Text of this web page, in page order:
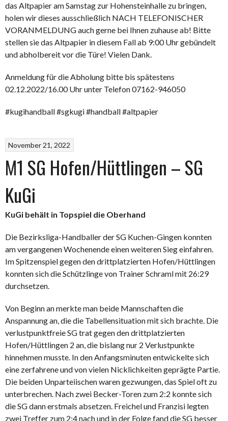
das Altpapier am Samstag zur Hohensteinhalle zu bringen,
holen wir dieses ausschließlich NACH TELEFONISCHER
VORANMELDUNG auch gerne bei Ihnen zuhause ab! Bitte
stellen sie das Altpapier in diesem Fall ab 9:00 Uhr gebündelt
und abholbereit vor die Türe! Vielen Dank.
Anmeldung für die Abholung bitte bis spätestens
02.12.2022/16.00 Uhr unter Telefon 07162-946050
#kugihandball #sgkugi #handball #altpapier
November 21, 2022
M1 SG Hofen/Hüttlingen – SG
KuGi
KuGi behält in Topspiel die Oberhand
Die Bezirksliga-Handballer der SG Kuchen-Gingen konnten
am vergangenen Wochenende einen weiteren Sieg einfahren.
Im Spitzenspiel gegen den drittplatzierten Hofen/Hüttlingen
konnten sich die Schützlinge von Trainer Schraml mit 26:29
durchsetzen.
Von Beginn an merkte man beide Mannschaften die
Anspannung an, die die Tabellensituation mit sich brachte. Die
verlustpunktfreie SG trat gegen den drittplatzierten
Hofen/Hüttlingen 2 an, die bislang nur 2 Verlustpunkte
hinnehmen musste. In den Anfangsminuten entwickelte sich
eine zerfahrene und von vielen Nicklichkeiten geprägte Partie.
Die beiden Unparteiischen waren gezwungen, das Spiel oft zu
unterbrechen. Nach zwei Becker-Toren zum 2:2 konnte sich
die SG dann erstmals absetzen. Freichel und Franzisi legten
zwei Treffer zum 2:4 nach und in der Folge fand die SG besser